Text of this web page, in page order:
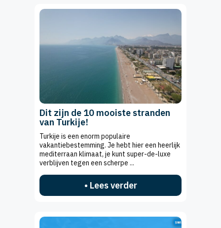
Dit zijn de 10 mooiste stranden
van Turkije!
Turkije is een enorm populaire
vakantiebestemming. Je hebt hier een heerlijk
mediterraan klimaat, je kunt super-de-luxe
verblijven tegen een scherpe ...
• Lees verder